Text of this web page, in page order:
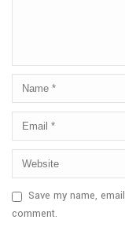
Save my name,
comment.